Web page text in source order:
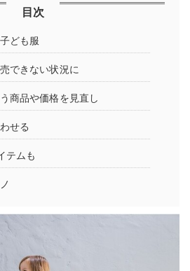
目次
ども服
できない状況に
商品や価格を見直し
せる
テムも